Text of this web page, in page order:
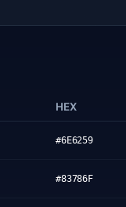
HEX
#6E6259
#83786F